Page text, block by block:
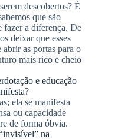
descobertos? É
que são
fazer a diferença. De
deixar que esses
as portas para o
mais rico e cheio
e educação
ela se manifesta
ou capacidade
de forma óbvia.
na